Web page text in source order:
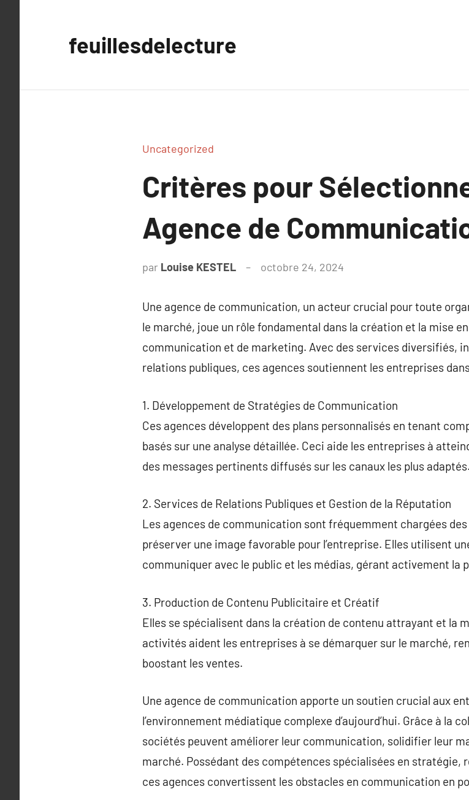
feuillesdelecture
Uncategorized
Critères pour
Agence de
par Louise KESTEL octobre 24, 2024
Une agence de communication, un acteur crucial pour toute
le marché, joue un rôle fondamental dans la création et la mise
communication et de marketing. Avec des services diversifiés,
relations publiques, ces agences soutiennent les entreprises
1. Développement de Stratégies de Communication
Ces agences développent des plans personnalisés en tenant
basés sur une analyse détaillée. Ceci aide les entreprises à
des messages pertinents diffusés sur les canaux les plus adaptés.
2. Services de Relations Publiques et Gestion de la Réputation
Les agences de communication sont fréquemment chargées
préserver une image favorable pour l’entreprise. Elles utilisent
communiquer avec le public et les médias, gérant activement la
3. Production de Contenu Publicitaire et Créatif
Elles se spécialisent dans la création de contenu attrayant et la
activités aident les entreprises à se démarquer sur le marché,
boostant les ventes.
Une agence de communication apporte un soutien crucial aux
l’environnement médiatique complexe d’aujourd’hui. Grâce à la
sociétés peuvent améliorer leur communication, solidifier leur
marché. Possédant des compétences spécialisées en
ces agences convertissent les obstacles en communication en